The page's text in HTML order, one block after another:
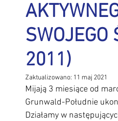
Informator Osiedlowy
Kultura - sprawy społeczne
2011)
Zaktualizowano: 11 maj 2021
Mijają 3 miesiące od
Grunwald-Południe
Działamy w